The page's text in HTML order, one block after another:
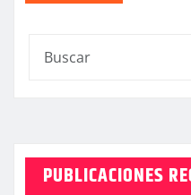
PUBLICACIONES